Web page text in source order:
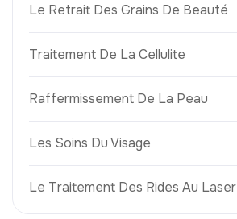
Le Retrait Des Grains De Beauté
Traitement De La Cellulite
Raffermissement De La Peau
Les Soins Du Visage
Le Traitement Des Rides Au Laser